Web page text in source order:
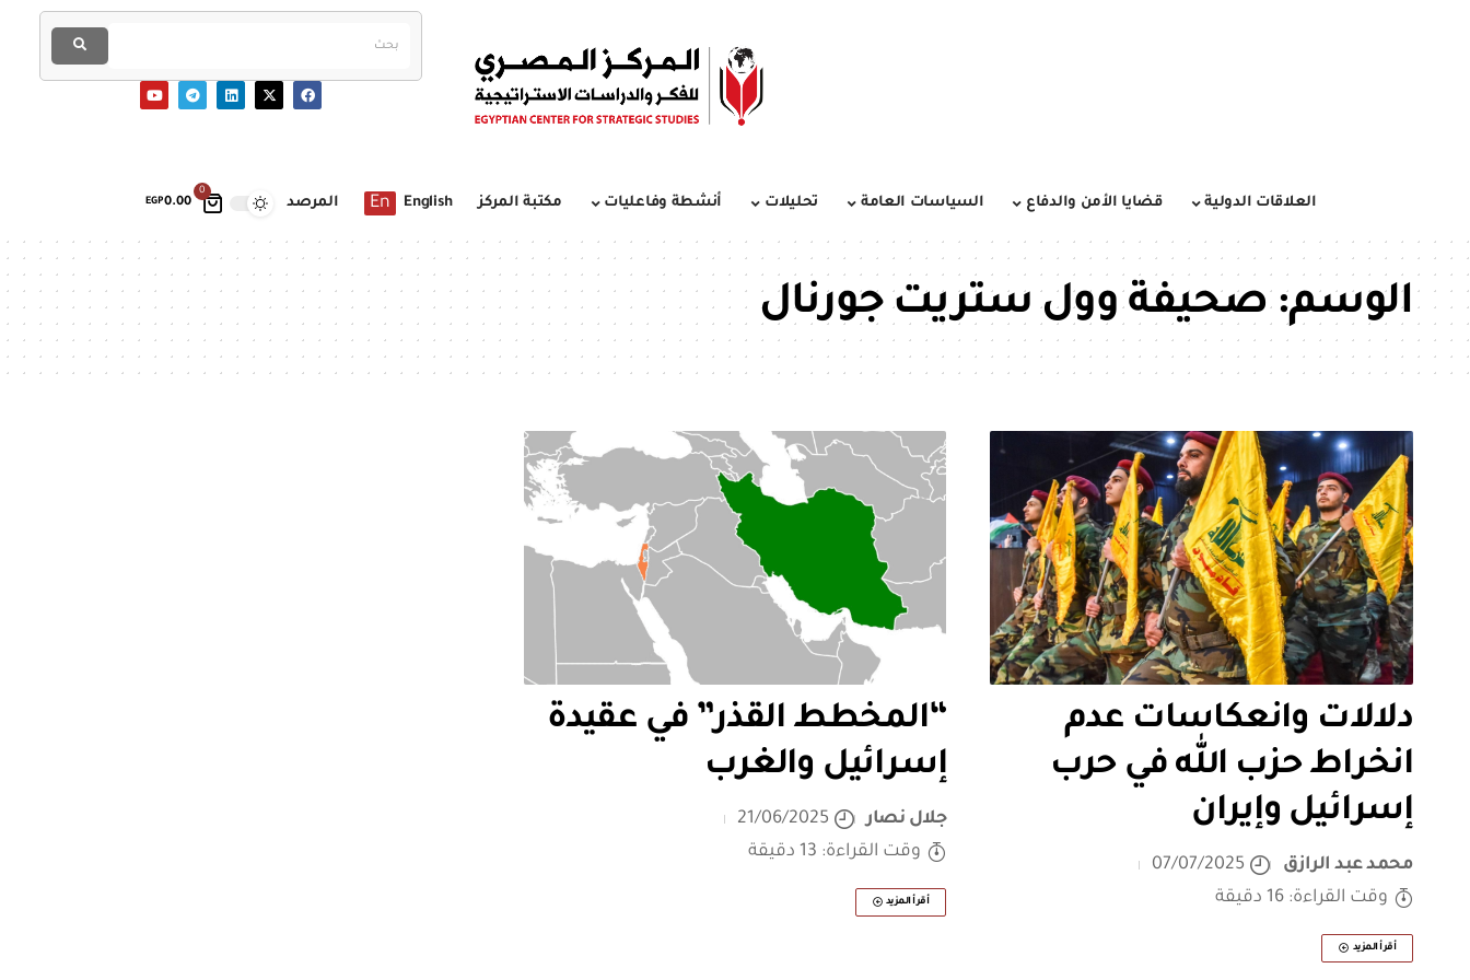
0
EGP0.00 العلاقات الدولية قضايا الأمن والدفاع السياسات العامة تحليلات أنشطة وفاعليات مكتبة المركز English
En المرصد
الوسم:صحيفة وول ستريت جورنال
دلالات وانعكاسات عدم
انخراط حزب الله في حرب
إسرائيل وإيران
محمد عبد الرازق
07/07/2025
وقت القراءة: 16 دقيقة
أقرأ المزيد
“المخطط القذر” في عقيدة
إسرائيل والغرب
جلال نصار
21/06/2025
وقت القراءة: 13 دقيقة
أقرأ المزيد